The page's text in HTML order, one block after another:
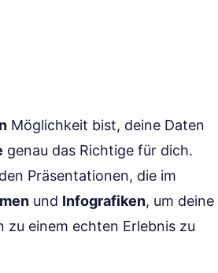
Möglichkeit bist, deine Daten
genau das Richtige für dich.
Präsentationen, die im
und Infografiken, um deine
einem echten Erlebnis zu